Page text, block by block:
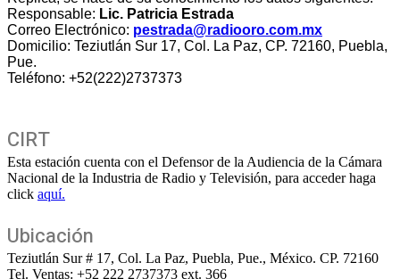
Responsable: Lic. Patricia Estrada
Correo Electrónico: pestrada@radiooro.com.mx
Domicilio: Teziutlán Sur 17, Col. La Paz, CP. 72160, Puebla,
Pue.
Teléfono: +52(222)2737373
CIRT
Esta estación cuenta con el Defensor de la Audiencia de la Cámara
Nacional de la Industria de Radio y Televisión, para acceder haga
click aquí.
Ubicación
Teziutlán Sur # 17, Col. La Paz, Puebla, Pue., México. CP. 72160
Tel. Ventas: +52 222 2737373 ext. 366